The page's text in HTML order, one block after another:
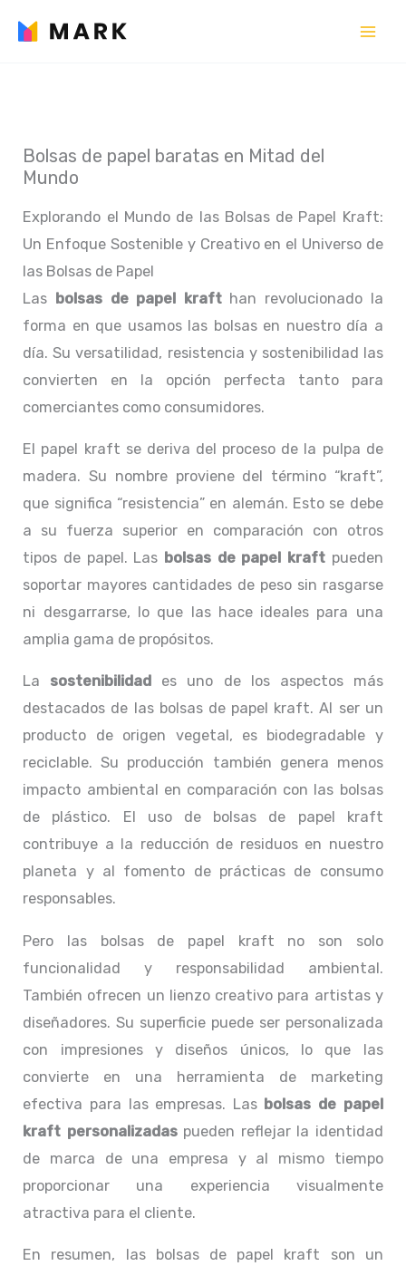
Bolsas de papel baratas en Mitad del
Mundo
Explorando el Mundo de las Bolsas de Papel Kraft:
Un Enfoque Sostenible y Creativo en el Universo de
las Bolsas de Papel
Las bolsas de papel krafthan revolucionado la
forma en que usamos las bolsas en nuestro día a
día. Su versatilidad, resistencia y sostenibilidad las
convierten en la opción perfecta tanto para
comerciantes como consumidores.
El papel kraft se deriva del proceso de la pulpa de
madera. Su nombre proviene del término “kraft”,
que significa “resistencia” en alemán. Esto se debe
a su fuerza superior en comparación con otros
tipos de papel. Las bolsas de papel kraft pueden
soportar mayores cantidades de peso sin rasgarse
ni desgarrarse, lo que las hace ideales para una
amplia gama de propósitos.
La sostenibilidad
es uno de los aspectos más
destacados de las bolsas de papel kraft. Al ser un
producto de origen vegetal, es biodegradable y
reciclable. Su producción también genera menos
impacto ambiental en comparación con las bolsas
de plástico. El uso de bolsas de papel kraft
contribuye a la reducción de residuos en nuestro
planeta y al fomento de prácticas de consumo
responsables.
Pero las bolsas de papel kraft no son solo
funcionalidad y responsabilidad ambiental.
También ofrecen un lienzo creativo para artistas y
diseñadores. Su superficie puede ser personalizada
con impresiones y diseños únicos, lo que las
convierte en una herramienta de marketing
efectiva para las empresas. Las bolsas de papel
kraft personalizadaspueden reflejar la identidad
de marca de una empresa y al mismo tiempo
proporcionar una experiencia visualmente
atractiva para el cliente.
En resumen, las bolsas de papel kraft son un